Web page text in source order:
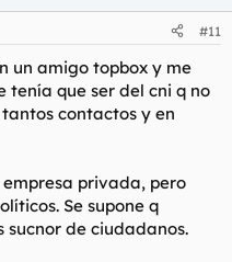
#11
un amigo topbox y me
tenía que ser del cni q no
contactos y en
privada, pero
Se supone q
sucnor de ciudadanos.